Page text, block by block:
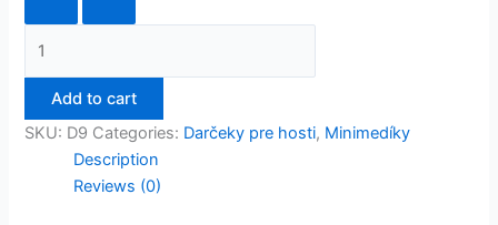
Add to cart
SKU: D9 Categories: Darčeky pre hosti, Minimedíky
Description
Reviews (0)